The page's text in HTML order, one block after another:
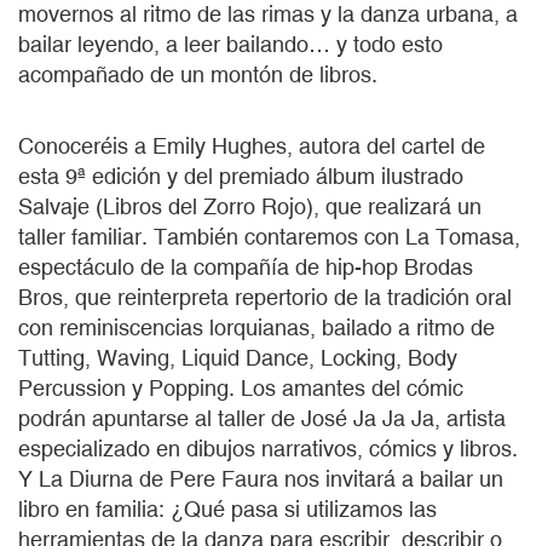
movernos al ritmo de las rimas y la danza urbana, a
bailar leyendo, a leer bailando… y todo esto
acompañado de un montón de libros.
Conoceréis a Emily Hughes, autora del cartel de
esta 9ª edición y del premiado álbum ilustrado
Salvaje (Libros del Zorro Rojo), que realizará un
taller familiar. También contaremos con La Tomasa,
espectáculo de la compañía de hip-hop Brodas
Bros, que reinterpreta repertorio de la tradición oral
con reminiscencias lorquianas, bailado a ritmo de
Tutting, Waving, Liquid Dance, Locking, Body
Percussion y Popping. Los amantes del cómic
podrán apuntarse al taller de José Ja Ja Ja, artista
especializado en dibujos narrativos, cómics y libros.
Y La Diurna de Pere Faura nos invitará a bailar un
libro en familia: ¿Qué pasa si utilizamos las
herramientas de la danza para escribir, describir o